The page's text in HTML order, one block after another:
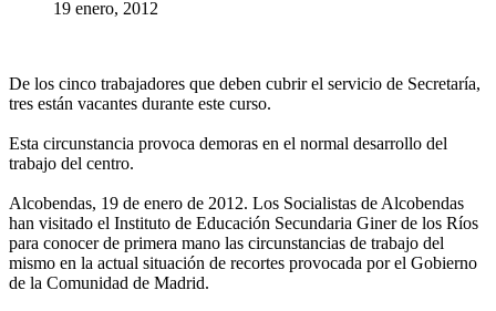
19 enero, 2012
De los cinco trabajadores que deben cubrir el servicio de Secretaría,
tres están vacantes durante este curso.
Esta circunstancia provoca demoras en el normal desarrollo del
trabajo del centro.
Alcobendas, 19 de enero de 2012. Los Socialistas de Alcobendas
han visitado el Instituto de Educación Secundaria Giner de los Ríos
para conocer de primera mano las circunstancias de trabajo del
mismo en la actual situación de recortes provocada por el Gobierno
de la Comunidad de Madrid.